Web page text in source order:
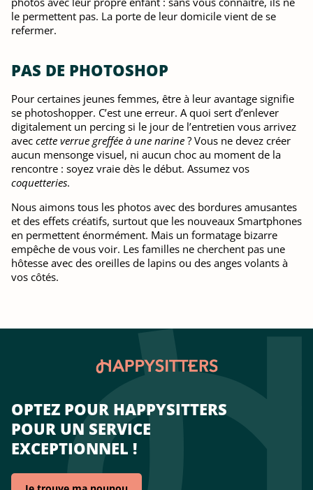
le permettent pas. La porte de leur domicile vient de se
refermer.
PAS DE PHOTOSHOP
Pour certaines jeunes femmes, être à leur avantage signifie
se photoshopper. C’est une erreur. A quoi sert d’enlever
digitalement un percing si le jour de l’entretien vous arrivez
avec cette verrue greffée à une narine ? Vous ne devez créer
aucun mensonge visuel, ni aucun choc au moment de la
rencontre : soyez vraie dès le début. Assumez vos
coquetteries.
Nous aimons tous les photos avec des bordures amusantes
et des effets créatifs, surtout que les nouveaux Smartphones
en permettent énormément. Mais un formatage bizarre
empêche de vous voir. Les familles ne cherchent pas une
hôtesse avec des oreilles de lapins ou des anges volants à
vos côtés.
OPTEZ POUR HAPPYSITTERS
POUR UN SERVICE
EXCEPTIONNEL !